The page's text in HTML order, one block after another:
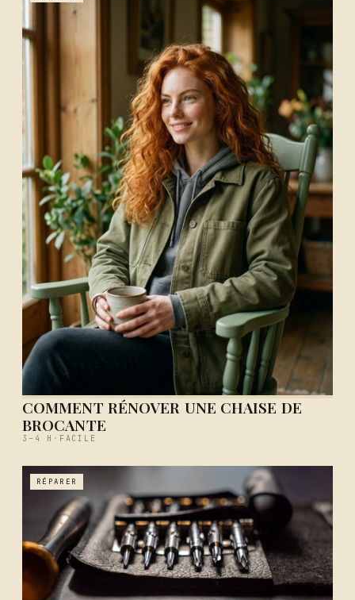
COMMENT RÉNOVER UNE CHAISE DE
BROCANTE
3–4 H · FACILE
RÉPARER